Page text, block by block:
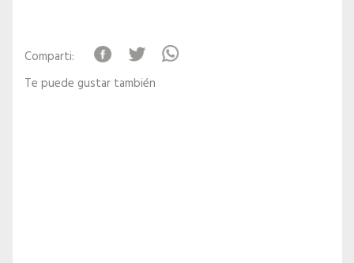
Comparti:
Te puede gustar también